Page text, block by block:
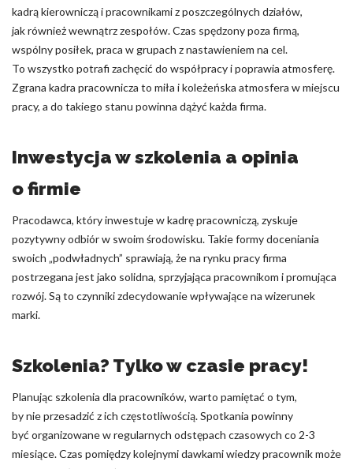
kadrą kierowniczą i pracownikami z poszczególnych działów,
jak również wewnątrz zespołów. Czas spędzony poza firmą,
wspólny posiłek, praca w grupach z nastawieniem na cel.
To wszystko potrafi zachęcić do współpracy i poprawia atmosferę.
Zgrana kadra pracownicza to miła i koleżeńska atmosfera w miejscu
pracy, a do takiego stanu powinna dążyć każda firma.
Inwestycja w szkolenia a opinia
o firmie
Pracodawca, który inwestuje w kadrę pracowniczą, zyskuje
pozytywny odbiór w swoim środowisku. Takie formy doceniania
swoich „podwładnych” sprawiają, że na rynku pracy firma
postrzegana jest jako solidna, sprzyjająca pracownikom i promująca
rozwój. Są to czynniki zdecydowanie wpływające na wizerunek
marki.
Szkolenia? Tylko w czasie pracy!
Planując szkolenia dla pracowników, warto pamiętać o tym,
by nie przesadzić z ich częstotliwością. Spotkania powinny
być organizowane w regularnych odstępach czasowych co 2-3
miesiące. Czas pomiędzy kolejnymi dawkami wiedzy pracownik może